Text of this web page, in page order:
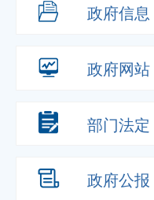
政府信息
政府网站
部门法定
政府公报